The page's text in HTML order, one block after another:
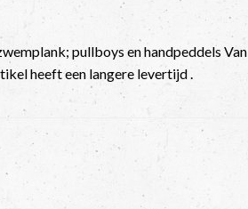
pullboys en handpeddels Van
heeft een langere levertijd .